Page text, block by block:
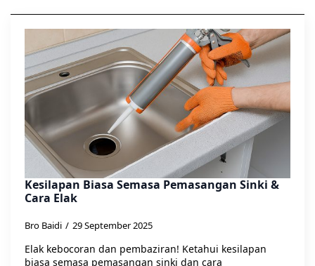
Kesilapan Biasa Semasa Pemasangan Sinki &
Cara Elak
Bro Baidi 29 September 2025
Elak kebocoran dan pembaziran! Ketahui kesilapan
biasa semasa pemasangan sinki dan cara